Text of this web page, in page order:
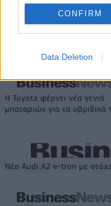
CONFIRM
Data Deletion
πρόγραμμα στήριξης-
Η Toyota φέρνει νέα γενιά
μπαταριών για τα υβριδικά
Νέο Audi A2 e-tron με